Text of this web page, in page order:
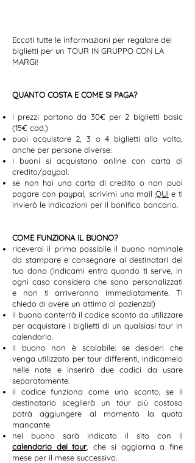
Eccoti tutte le informazioni per regalare dei
biglietti per un TOUR IN GRUPPO CON LA
MARGì!
QUANTO COSTA E COME SI PAGA?
i prezzi partono da 30€ per 2 biglietti basic
(15€ cad.)
puoi acquistare 2, 3 o 4 biglietti alla volta,
anche per persone diverse.
i buoni si acquistano online con carta di
credito/paypal.
se non hai una carta di credito o non puoi
pagare con paypal, scrivimi una mail QUI e ti
invierò le indicazioni per il bonifico bancario.
COME FUNZIONA IL BUONO?
riceverai il prima possibile il buono nominale
da stampare e consegnare ai destinatari del
tuo dono (indicami entro quando ti serve, in
ogni caso considera che sono personalizzati
e non ti arriveranno immediatamente. Ti
chiedo di avere un attimo di pazienza!)
il buono conterrà il codice sconto da utilizzare
per acquistare i biglietti di un qualsiasi tour in
calendario.
il buono non è scalabile: se desideri che
venga utilizzato per tour differenti, indicamelo
nelle note e inserirò due codici da usare
separatamente.
il codice funziona come uno sconto, se il
destinatario sceglierà un tour più costoso
potrà aggiungere al momento la quota
mancante
nel buono sarà indicato il sito con il
calendario dei tour, che si aggiorna a fine
mese per il mese successivo.